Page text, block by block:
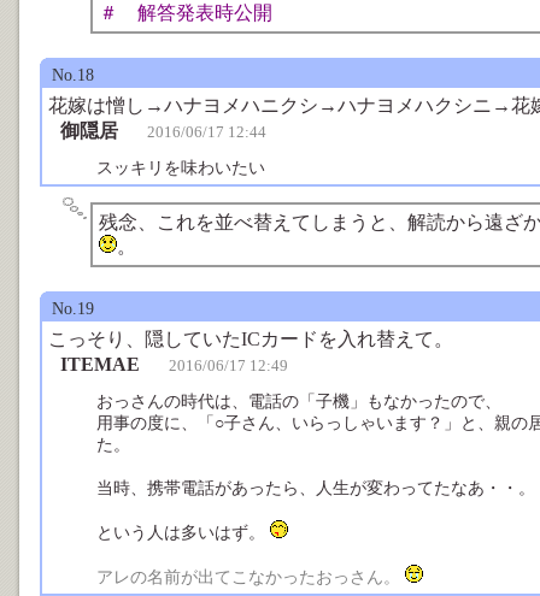
＃ 解答発表時公開
No.18
花嫁は憎し→ハナヨメハニクシ→ハナヨメハクシニ→花
御隠居
2016/06/17 12:44
スッキリを味わいたい
残念、これを並べ替えてしまうと、解読から遠ざ
。
No.19
こっそり、隠していたICカードを入れ替えて。
ITEMAE
2016/06/17 12:49
おっさんの時代は、電話の「子機」もなかったので、
用事の度に、「○子さん、いらっしゃいます？」と、親の
た。
当時、携帯電話があったら、人生が変わってたなあ・・。
という人は多いはず。
アレの名前が出てこなかったおっさん。